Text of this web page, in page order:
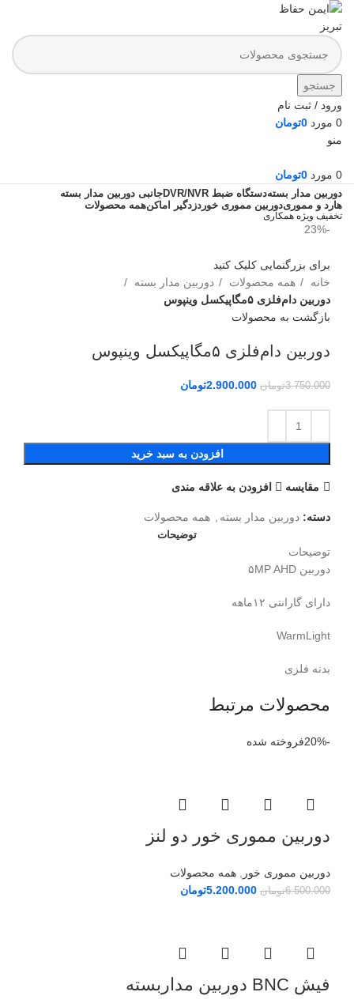
جستجو
ورود / ثبت نام
0 مورد 0تومان
منو
0 مورد 0تومان
دوربین مدار بستهدستگاه ضبط DVR/NVR
جانبی دوربین مدار بسته
هارد و مموریدوربین مموری خور دزدگیر اماکنهمه محصولات
تخفیف ویژه همکاری
-23%
برای بزرگنمایی کلیک کنید
خانه
همه محصولات
دوربین مدار بسته
دوربین دام‌فلزی ۵مگاپیکسل وینپوس
بازگشت به محصولات
دوربین دام‌فلزی ۵مگاپیکسل وینپوس
3.750.000تومان 2.900.000تومان
افزودن به سبد خرید
مقايسه افزودن به علاقه مندی
دسته: دوربین مدار بسته , همه محصولات
توضیحات
توضیحات
دوربین ۵MP AHD
دارای گارانتی ۱۲ماهه
WarmLight
بدنه فلزی
محصولات مرتبط
-20% فروخته شده
دوربین مموری خور دو لنز
دوربین مموری خور , همه محصولات
6.500.000تومان 5.200.000تومان
فیش BNC دوربین مداربسته